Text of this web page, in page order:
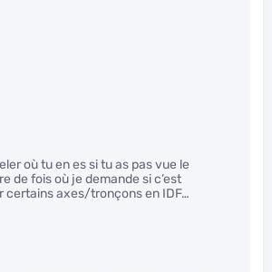
où tu en es si tu as pas vue le
de fois où je demande si c’est
certains axes/tronçons en IDF…